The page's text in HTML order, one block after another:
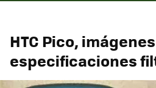
HTC Pico,
especificaciones